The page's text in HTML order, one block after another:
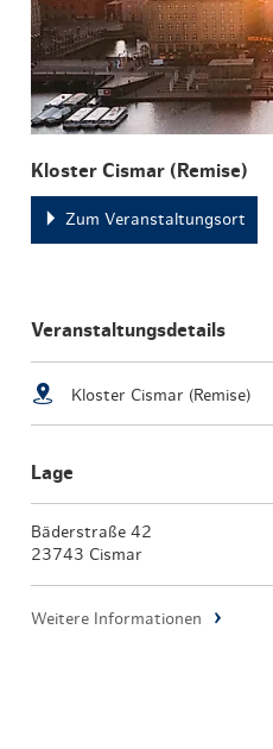
Kloster Cismar (Remise)
Zum Veranstaltungsort
Veranstaltungsdetails
Kloster Cismar (Remise)
Lage
Bäderstraße 42
23743 Cismar
Weitere Informationen